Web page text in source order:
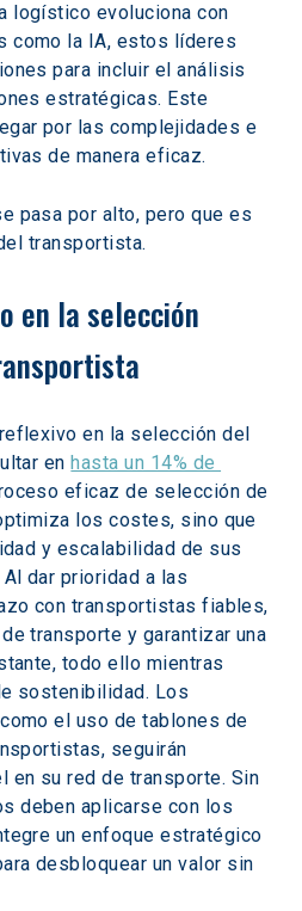
logístico evoluciona con
como la IA, estos líderes
para incluir el análisis
estratégicas. Este
por las complejidades e
de manera eficaz.
pasa por alto, pero que es
transportista.
en la selección
en la selección del
en hasta un 14% de
eficaz de selección de
los costes, sino que
y escalabilidad de sus
dar prioridad a las
con transportistas fiables,
transporte y garantizar una
todo ello mientras
sostenibilidad. Los
el uso de tablones de
seguirán
en su red de transporte. Sin
deben aplicarse con los
un enfoque estratégico
desbloquear un valor sin